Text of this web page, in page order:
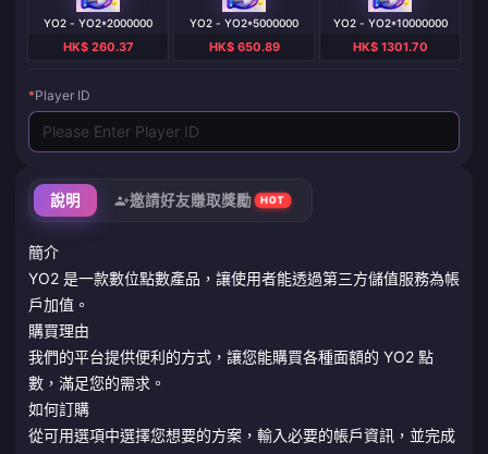
說明 邀請好友賺取獎勵 HOT
簡介
YO2 是一款數位點數產品，讓使用者能透過第三方儲值服務為帳
戶加值。
購買理由
我們的平台提供便利的方式，讓您能購買各種面額的 YO2 點
數，滿足您的需求。
如何訂購
從可用選項中選擇您想要的方案，輸入必要的帳戶資訊，並完成
YO2 - YO2*2000000
HK$ 260.37
YO2 - YO2*5000000
HK$ 650.89
YO2 - YO2*10000000
HK$ 1301.70
*Player ID